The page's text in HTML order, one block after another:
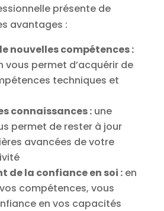
présente de
avantages :
nouvelles compétences :
vous permet d’acquérir de
techniques et
connaissances :une
permet de rester à jour
avancées de votre
de la confiance en soi :en
compétences, vous
en vos capacités